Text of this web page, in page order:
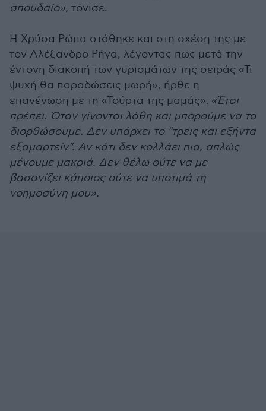
σπουδαίο», τόνισε.
Η Χρύσα Ρώπα στάθηκε και στη σχέση της με
τον Αλέξανδρο Ρήγα, λέγοντας πως μετά την
έντονη διακοπή των γυρισμάτων της σειράς «Τι
ψυχή θα παραδώσεις μωρή», ήρθε η
επανένωση με τη «Τούρτα της μαμάς». «Έτσι
πρέπει. Όταν γίνονται λάθη και μπορούμε να τα
διορθώσουμε. Δεν υπάρχει το "τρεις και εξήντα
εξαμαρτείν". Αν κάτι δεν κολλάει πια, απλώς
μένουμε μακριά. Δεν θέλω ούτε να με
βασανίζει κάποιος ούτε να υποτιμά τη
νοημοσύνη μου».